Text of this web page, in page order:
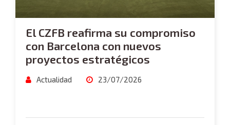
El CZFB reafirma su compromiso
con Barcelona con nuevos
proyectos estratégicos
Actualidad 23/07/2026